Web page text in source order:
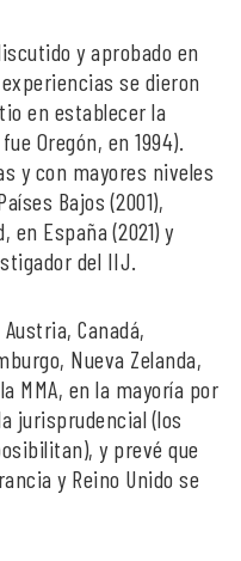
y aprobado en
se dieron
en establecer la
Oregón, en 1994).
y con mayores niveles
Bajos (2001),
en España (2021) y
del IIJ.
Canadá,
Nueva Zelanda,
MMA, en la mayoría por
jurisprudencial (los
y prevé que
y Reino Unido se